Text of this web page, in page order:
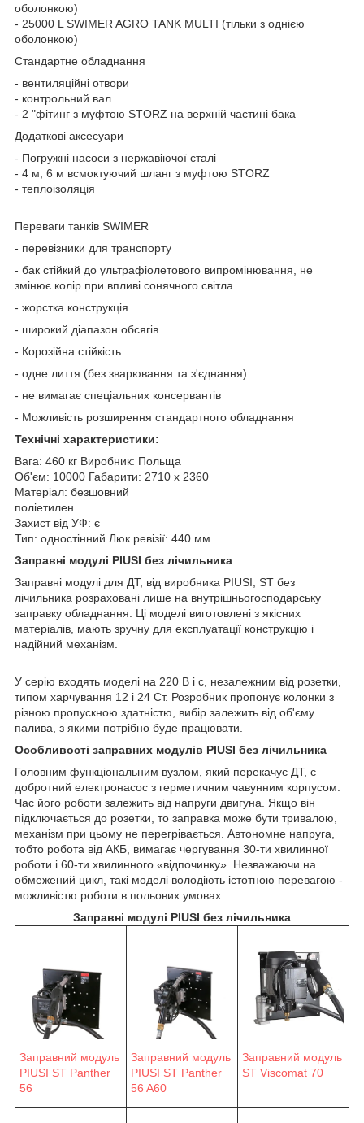
оболонкою)
- 25000 L SWIMER AGRO TANK MULTI (тільки з однією
оболонкою)
Стандартне обладнання
- вентиляційні отвори
- контрольний вал
- 2 "фітинг з муфтою STORZ на верхній частині бака
Додаткові аксесуари
- Погружні насоси з нержавіючої сталі
- 4 м, 6 м всмоктуючий шланг з муфтою STORZ
- теплоізоляція
Переваги танків SWIMER
- перевізники для транспорту
- бак стійкий до ультрафіолетового випромінювання, не
змінює колір при впливі сонячного світла
- жорстка конструкція
- широкий діапазон обсягів
- Корозійна стійкість
- одне лиття (без зварювання та з'єднання)
- не вимагає спеціальних консервантів
- Можливість розширення стандартного обладнання
Технічні характеристики:
Вага: 460 кг Виробник: Польща
Об'єм: 10000 Габарити: 2710 х 2360
Матеріал: безшовний
поліетилен
Захист від УФ: є
Тип: одностінний Люк ревізії: 440 мм
Заправні модулі PIUSI без лічильника
Заправні модулі для ДТ, від виробника PIUSI, ST без
лічильника розраховані лише на внутрішньогосподарську
заправку обладнання. Ці моделі виготовлені з якісних
матеріалів, мають зручну для експлуатації конструкцію і
надійний механізм.
У серію входять моделі на 220 В і с, незалежним від розетки,
типом харчування 12 і 24 Ст. Розробник пропонує колонки з
різною пропускною здатністю, вибір залежить від об'єму
палива, з якими потрібно буде працювати.
Особливості заправних модулів PIUSI без лічильника
Головним функціональним вузлом, який перекачує ДТ, є
добротний електронасос з герметичним чавунним корпусом.
Час його роботи залежить від напруги двигуна. Якщо він
підключається до розетки, то заправка може бути тривалою,
механізм при цьому не перегрівається. Автономне напруга,
тобто робота від АКБ, вимагає чергування 30-ти хвилинної
роботи і 60-ти хвилинного «відпочинку». Незважаючи на
обмежений цикл, такі моделі володіють істотною перевагою -
можливістю роботи в польових умовах.
Заправні модулі PIUSI без лічильника
Заправний модуль
PIUSI ST Panther
56
Заправний модуль
PIUSI ST Panther
56 A60
Заправний модуль
ST Viscomat 70